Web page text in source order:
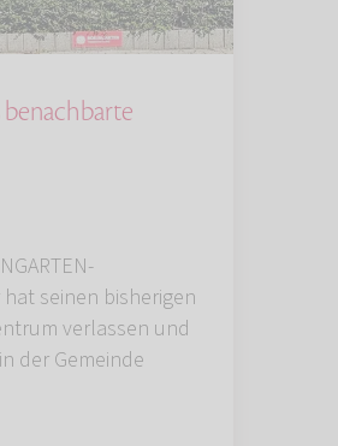
benachbarte
seinen bisherigen
verlassen und
der Gemeinde